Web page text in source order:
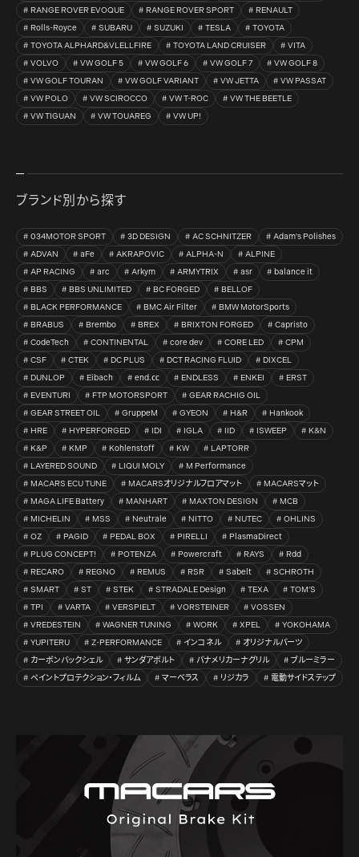
RANGE ROVER EVOQUE RANGE ROVER SPORT
RENAULT
Rolls-Royce
SUBARU SUZUKI TESLA
TOYOTA
TOYOTA ALPHARD&VLELLFIRE
TOYOTA LAND CRUISER
VITA
VOLVO
VW GOLF 5 VW GOLF 6 VW GOLF 7
VW GOLF 8
VW GOLF TOURAN
VW GOLF VARIANT VW JETTA
VW PASSAT
VW POLO
VW SCIROCCO VW T-ROC
VW THE BEETLE
VW TIGUAN
VW TOUAREG VW UP!
ブランド別から探す
034MOTOR SPORT 3D DESIGN AC SCHNITZER
Adam's Polishes
ADVAN
aFe AKRAPOVIC ALPHA-N
ALPINE
AP RACING
arc Arkym ARMYTRIX asr
balance it
BBS
BBS UNLIMITED BC FORGED
BELLOF
BLACK PERFORMANCE
BMC Air Filter
BMW MotorSports
BRABUS
Brembo BREX BRIXTON FORGED
Capristo
CodeTech
CONTINENTAL core dev CORE LED
CPM
CSF
CTEK DC PLUS DCT RACING FLUID
DIXCEL
DUNLOP
Eibach end.㏄ ENDLESS ENKEI
ERST
EVENTURI
FTP MOTORSPORT
GEAR RACHIG OIL
GEAR STREET OIL
GruppeM GYEON H&R
Hankook
HRE
HYPERFORGED IDI IGLA IID ISWEEP
K&N
K&P
KMP Kohlenstoff KW
LAPTORR
LAYERED SOUND
LIQUI MOLY
M Performance
MACARS ECU TUNE
MACARSオリジナルフロアマット
MACARSマット
MAGA LIFE Battery
MANHART MAXTON DESIGN
MCB
MICHELIN
MSS Neutrale NITTO NUTEC
OHLINS
OZ
PAGID PEDAL BOX PIRELLI
PlasmaDirect
PLUG CONCEPT!
POTENZA Powercraft RAYS
Rdd
RECARO
REGNO REMUS RSR Sabelt
SCHROTH
SMART
ST STEK STRADALE Design TEXA
TOM’S
TPI
VARTA VERSPIELT VORSTEINER
VOSSEN
VREDESTEIN
WAGNER TUNING WORK XPEL
YOKOHAMA
YUPITERU
Z-PERFORMANCE インコネル
オリジナルパーツ
カーボンバックシェル
サンダアボルト パナメリカーナグリル
ブルーミラー
ペイントプロテクション・フィルム
マーベラス リジカラ 電動サイドステップ